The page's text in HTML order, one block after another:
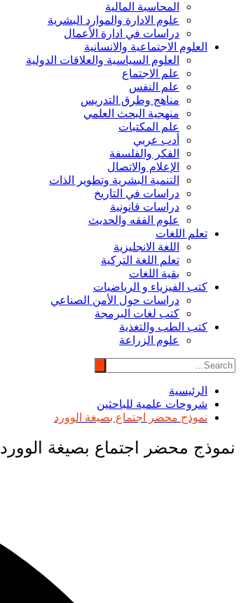
المحاسبة المالية
علوم الادارة والموارد البشرية
دراسات في ادارة الأعمال
العلوم الاجتماعية والانسانية
العلوم السياسية والعلاقات الدولية
علم الاجتماع
علم النفس
مناهج وطرق التدريس
منهجية البحث العلمي
علم المكتبات
أدب عربي
الفكر والفلسفة
الإعلام والاتصال
التنمية البشرية وتطوير الذات
دراسات في التاريخ
دراسات قانونية
علوم الفقه والحديث
تعلم اللغات
اللغة الانجليزية
تعلم اللغة التركية
بقية اللغات
كتب الفيزياء و الرياضيات
دراسات حول الأمن الصناعي
كتب لغات البرمجة
كتب الطب والتغذية
علوم الزراعة
الرئيسية
شروحات علمية للباحثين
نموذج محضر اجتماع بصيغة الوورد
نموذج محضر اجتماع بصيغة الوورد